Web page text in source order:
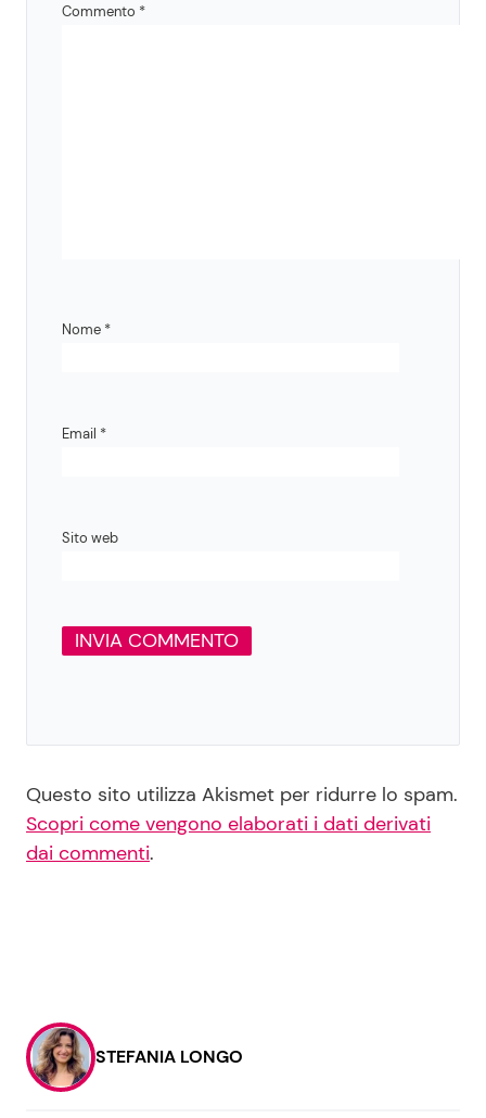
Commento *
Nome *
Email *
Sito web
Questo sito utilizza Akismet per ridurre lo spam.
Scopri come vengono elaborati i dati derivati
dai commenti.
STEFANIA LONGO